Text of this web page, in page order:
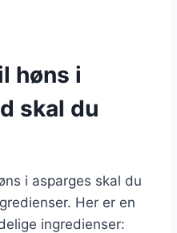
høns i
skal du
i asparges skal du
Her er en
ingredienser: